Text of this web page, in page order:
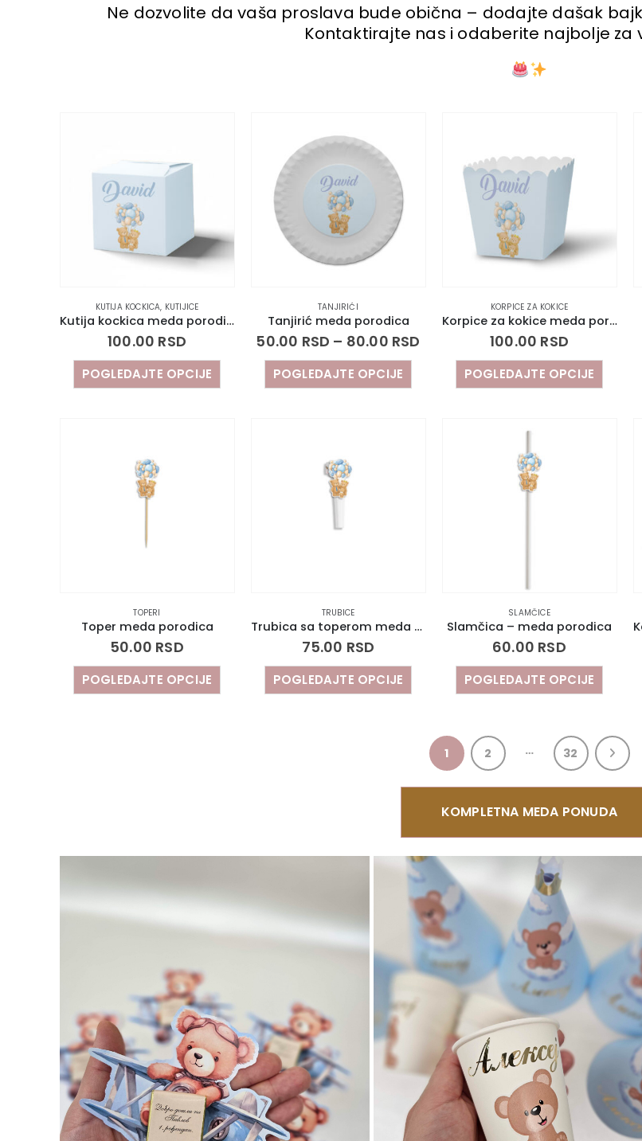
Ne dozvolite da vaša proslava bude obična – dodajte dašak
Kontaktirajte nas i odaberite najbolje za
KUTIJA KOCKICA, KUTIJICE
Kutija kockica meda porodica
100.00 RSD
POGLEDAJTE OPCIJE
TANJIRIĆI
Tanjirić meda porodica
50.00 RSD – 80.00 RSD
POGLEDAJTE OPCIJE
KORPICE ZA KOKICE
Korpice za kokice meda porodica
100.00 RSD
POGLEDAJTE OPCIJE
TOPERI
Toper meda porodica
50.00 RSD
POGLEDAJTE OPCIJE
TRUBICE
Trubica sa toperom meda porodica
75.00 RSD
POGLEDAJTE OPCIJE
SLAMČICE
Slamčica – meda porodica
60.00 RSD
POGLEDAJTE OPCIJE
1 2 … 32
KOMPLETNA MEDA PONUDA